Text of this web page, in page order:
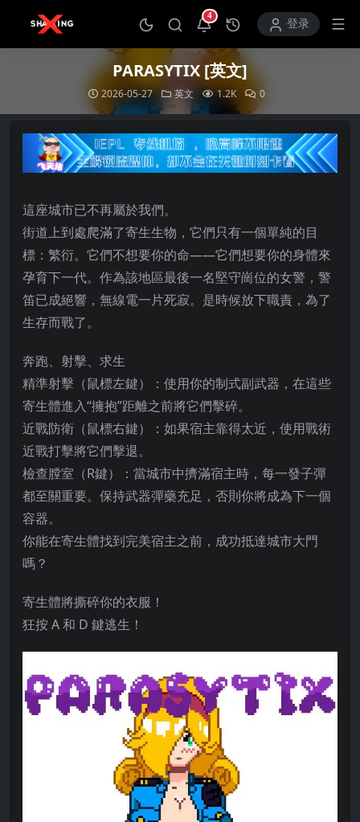
4
打开通知中心登录
PARASYTIX [英文]
2026-05-27 英文 1.2K 0
這座城市已不再屬於我們。
街道上到處爬滿了寄生生物，它們只有一個單純的目
標：繁衍。它們不想要你的命——它們想要你的身體來
孕育下一代。作為該地區最後一名堅守崗位的女警，警
笛已成絕響，無線電一片死寂。是時候放下職責，為了
生存而戰了。
奔跑、射擊、求生
精準射擊（鼠標左鍵）：使用你的制式副武器，在這些
寄生體進入“擁抱”距離之前將它們擊碎。
近戰防衛（鼠標右鍵）：如果宿主靠得太近，使用戰術
近戰打擊將它們擊退。
檢查膛室（R鍵）：當城市中擠滿宿主時，每一發子彈
都至關重要。保持武器彈藥充足，否則你將成為下一個
容器。
你能在寄生體找到完美宿主之前，成功抵達城市大門
嗎？
寄生體將撕碎你的衣服！
狂按 A 和 D 鍵逃生！